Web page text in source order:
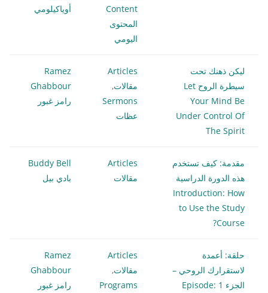
Content
المحتوى
اليومي
أوياكيلومي
ليكن ذهنك تحت
سيطرة الروح Let
Your Mind Be
Under Control Of
The Spirit
Articles
مقالات,
Sermons
عظات
Ramez
Ghabbour
رامز غبور
مقدمة: كيف تستخدم
هذه الدورة الدراسية
Introduction: How
to Use the Study
Course?
Articles
مقالات
Buddy Bell
بادي بيل
حلقة: أعمدة
لاستقرارك الروحي –
الجزء 1 Episode:
Articles
مقالات,
Programs
Ramez
Ghabbour
رامز غبور